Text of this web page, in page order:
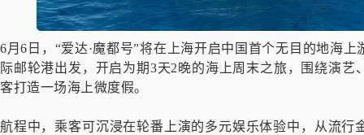
6月6日，“爱达·魔都号”将在上海开启中国首个无目的地海
际邮轮港出发，开启为期3天2晚的海上周末之旅，围绕演
客打造一场海上微度假。
航程中，乘客可沉浸在轮番上演的多元娱乐体验中，从流